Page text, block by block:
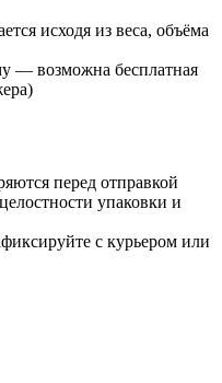
исходя из веса, объёма
— возможна бесплатная
перед отправкой
упаковки и
с курьером или